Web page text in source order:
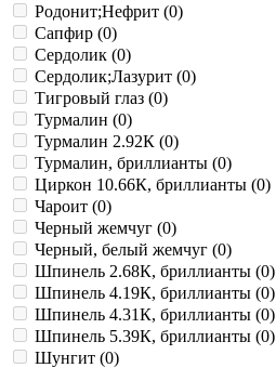
Родонит;Нефрит (0)
Сапфир (0)
Сердолик (0)
Сердолик;Лазурит (0)
Тигровый глаз (0)
Турмалин (0)
Турмалин 2.92К (0)
Турмалин, бриллианты (0)
Циркон 10.66К, бриллианты (0)
Чароит (0)
Черный жемчуг (0)
Черный, белый жемчуг (0)
Шпинель 2.68К, бриллианты (0)
Шпинель 4.19К, бриллианты (0)
Шпинель 4.31К, бриллианты (0)
Шпинель 5.39К, бриллианты (0)
Шунгит (0)